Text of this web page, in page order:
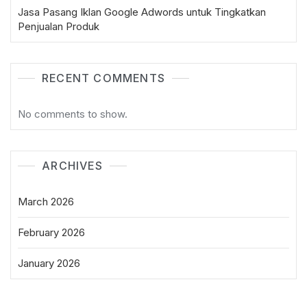
Jasa Pasang Iklan Google Adwords untuk Tingkatkan
Penjualan Produk
RECENT COMMENTS
No comments to show.
ARCHIVES
March 2026
February 2026
January 2026